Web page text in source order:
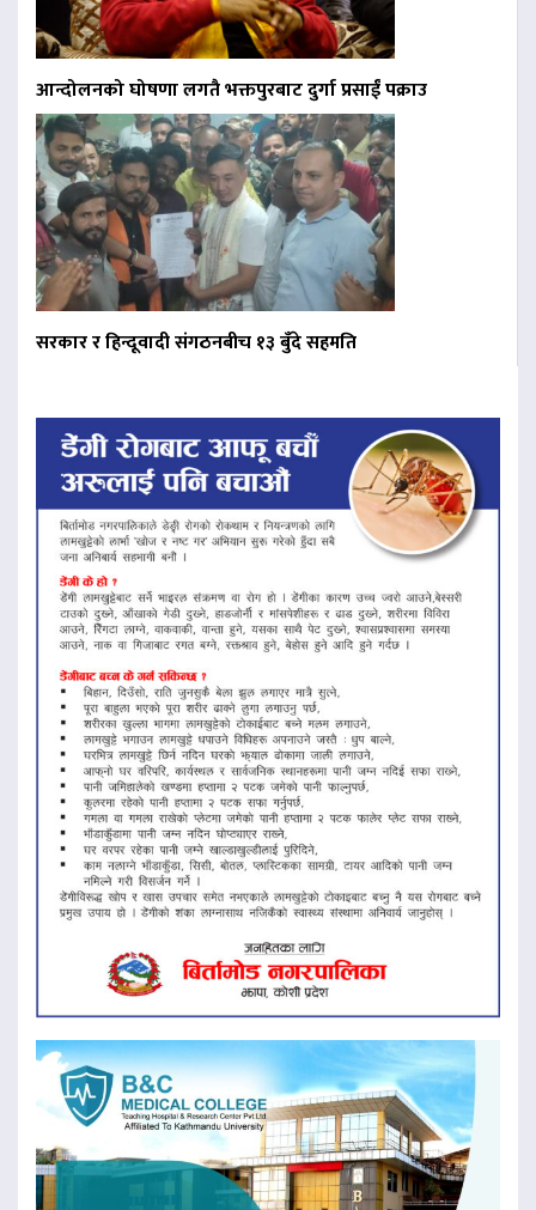
आन्दोलनको घोषणा लगतै भक्तपुरबाट दुर्गा प्रसाईं पक्राउ
सरकार र हिन्दूवादी संगठनबीच १३ बुँदे सहमति